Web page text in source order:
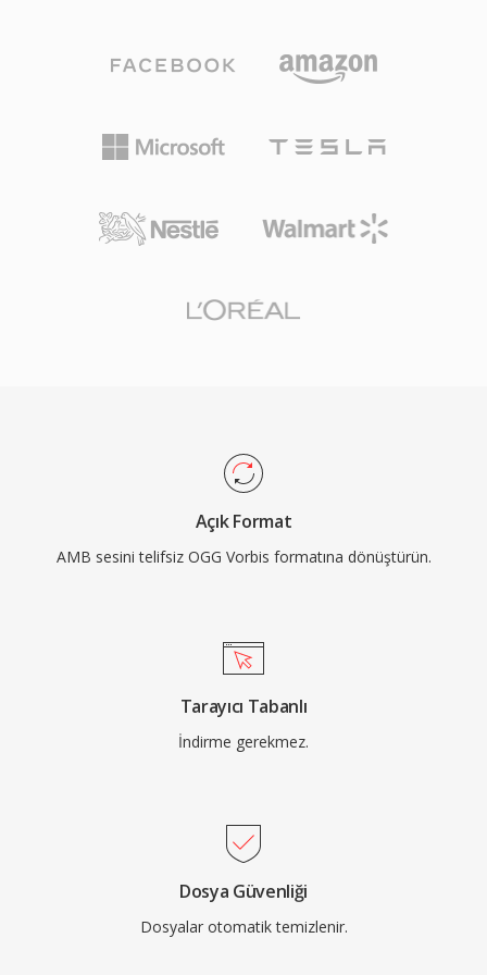
gerçeklik, 360 derece video ve oyun için
uzamsal ses teknolojilerinin büyümesiyle birlikte
YouTube gibi platformlar tarafından immersif
onu aşan algısal kalite sunduğunu tutarlı olarak
kHz&#039;e kadar örnekleme hızlarını ve 1 ile
255 arasında kanalı destekleyerek mono sesten
çıkan avantajı lisans ücretlerinin tamamen
olmadan Vorbis uygulayabilir. Spotify tam da bu
yüzden depolama alanının kısıtlı olduğu ve
binlerce ses efektinin alan için yarıştığı video
oyunlarında popülerliğini korumaktadır. VLC,
Firefox, Chrome ve Android yerel Vorbis kod
Açık Format
AMB sesini telifsiz OGG Vorbis formatına dönüştürün.
Tarayıcı Tabanlı
İndirme gerekmez.
Dosya Güvenliği
Dosyalar otomatik temizlenir.